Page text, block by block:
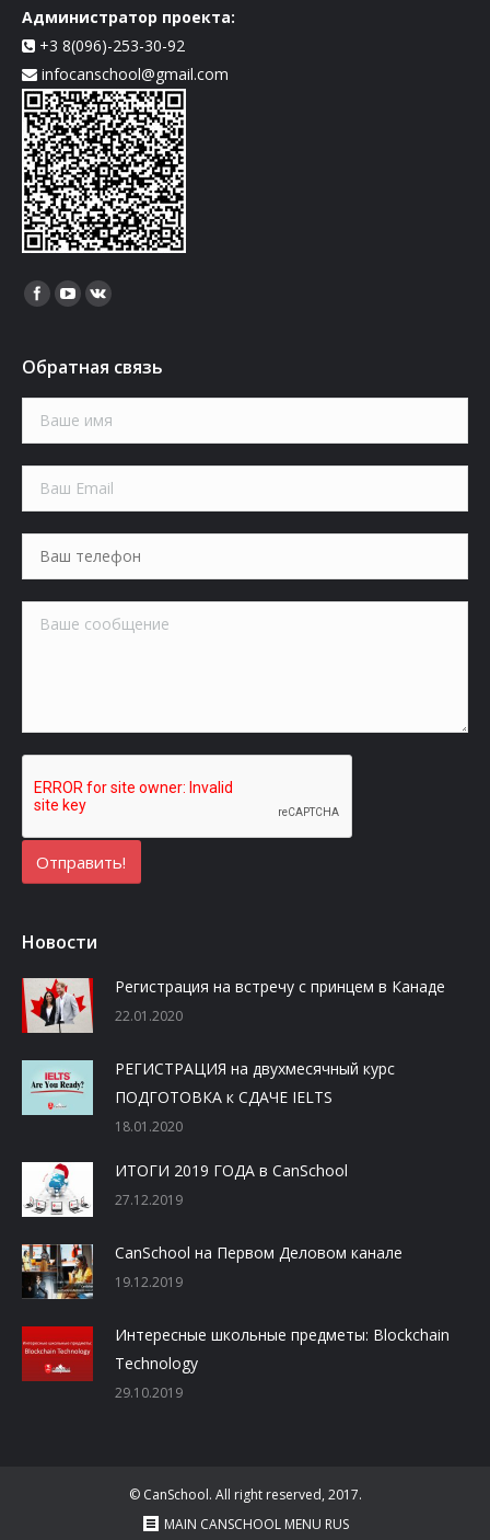
Администратор проекта:
+3 8(096)-253-30-92
infocanschool@gmail.com
Найдите нас:
Обратная связь
Новости
Регистрация на встречу с принцем в Канаде
22.01.2020
РЕГИСТРАЦИЯ на двухмесячный курс
ПОДГОТОВКА к СДАЧЕ IELTS
18.01.2020
ИТОГИ 2019 ГОДА в CanSchool
27.12.2019
CanSchool на Первом Деловом канале
19.12.2019
Интересные школьные предметы: Blockchain
Technology
29.10.2019
© CanSchool. All right reserved, 2017.
MAIN CANSCHOOL MENU RUS